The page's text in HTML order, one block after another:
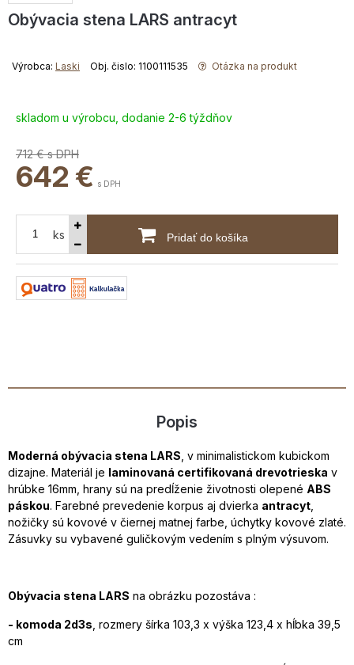
Obývacia stena LARS antracyt
Výrobca: Laski Obj. čislo: 1100111535 Otázka na produkt
skladom u výrobcu, dodanie 2-6 týždňov
712 €s DPH
642 € s DPH
ks Pridať do košíka
Popis
Moderná obývacia stena LARS , v minimalistickom kubickom
dizajne. Materiál je laminovaná certifikovaná drevotrieska v
hrúbke 16mm, hrany sú na predĺženie životnosti olepené ABS
páskou. Farebné prevedenie korpus aj dvierka antracyt
nožičky sú kovové v čiernej matnej farbe, úchytky kovové zlaté.
Zásuvky su vybavené guličkovým vedením s plným výsuvom.
Obývacia stena LARS na obrázku pozostáva :
- komoda 2d3s , rozmery šírka 103,3 x výška 123,4 x hĺbka 39,5
cm